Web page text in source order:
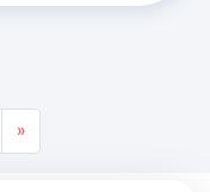
»